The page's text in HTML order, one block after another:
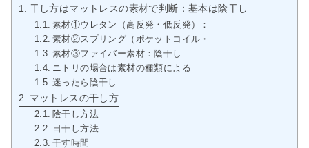
干し方はマットレスの素材で判断：基本は陰干し
素材①ウレタン（高反発・低反発）：陰干し
素材②スプリング（ポケットコイル・ボンネルコイル）：陰
素材③ファイバー素材：陰干し
ニトリの場合は素材の種類による
迷ったら陰干し
マットレスの干し方
陰干し方法
日干し方法
干す時間